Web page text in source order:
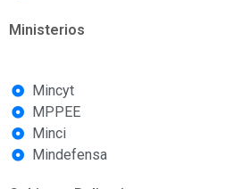
Ministerios
Mincyt
MPPEE
Minci
Mindefensa